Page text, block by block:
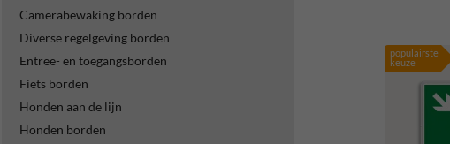
Camerabewaking borden
Diverse regelgeving borden
Entree- en toegangsborden
Fiets borden
Honden aan de lijn
Honden borden
populairste
keuze